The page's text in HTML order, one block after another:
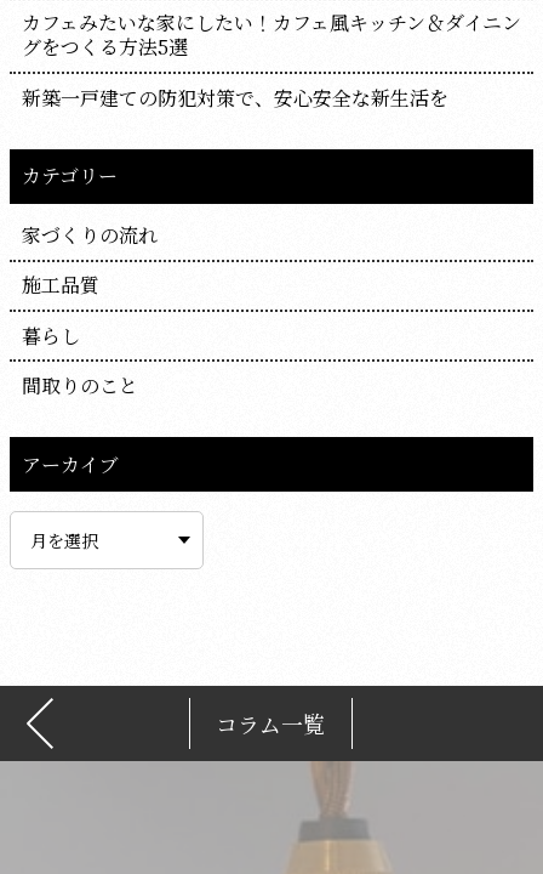
カフェみたいな家にしたい！カフェ風キッチン＆ダイニン
グをつくる方法5選
新築一戸建ての防犯対策で、安心安全な新生活を
カテゴリー
家づくりの流れ
施工品質
暮らし
間取りのこと
アーカイブ
イ
コラム一覧